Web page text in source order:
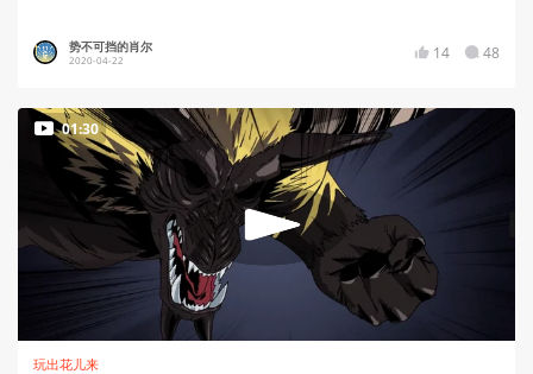
势不可挡的肖尔
2020-04-22 14 48
01:30
玩出花儿来